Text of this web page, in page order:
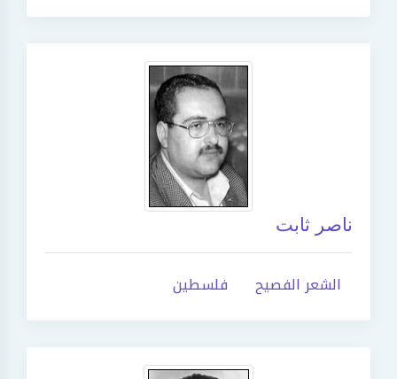
ناصر ثابت
الشعر الفصيح فلسطين